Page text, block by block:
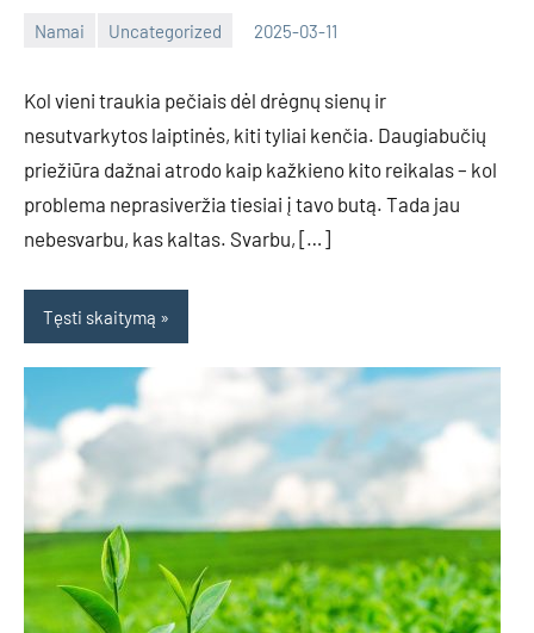
Namai Uncategorized 2025-03-11
Kol vieni traukia pečiais dėl drėgnų sienų ir
nesutvarkytos laiptinės, kiti tyliai kenčia. Daugiabučių
priežiūra dažnai atrodo kaip kažkieno kito reikalas – kol
problema neprasiveržia tiesiai į tavo butą. Tada jau
nebesvarbu, kas kaltas. Svarbu, […]
Tęsti skaitymą